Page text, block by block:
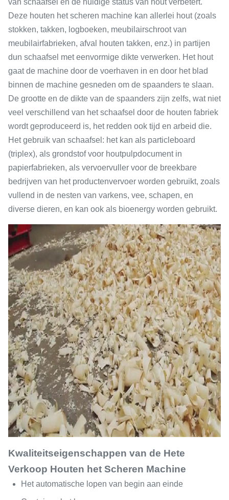
van schaafsel en de huidige status van hout verbetert.
Deze houten het scheren machine kan allerlei hout (zoals
stokken, takken, logboeken, meubilairschroot van
meubilairfabrieken, afval houten takken, enz.) in partijen
dun schaafsel met eenvormige dikte verwerken. Het hout
gaat de machine door de voerhaven in en door het blad
binnen de machine gesneden om de spaanders te slaan.
De grootte en de dikte van de spaanders zijn zelfs, wat niet
veel verschillend van het schaafsel door de houten fabriek
wordt geproduceerd is, het redden ook tijd en arbeid die.
Het gebruik van schaafsel: het kan als particleboard
(triplex), als grondstof voor houtpulpdocument in
papierfabrieken, als vervoervuller voor de breekbare
bedrijven van het productenvervoer worden gebruikt, zoals
vullend in de nesten van varkens, vee, schapen, en
diverse dieren, en kan ook als bioenergy worden gebruikt.
Kwaliteitseigenschappen van de Hete
Verkoop Houten het Scheren Machine
Het automatische lopen van begin aan einde